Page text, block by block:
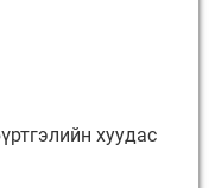
хуудас